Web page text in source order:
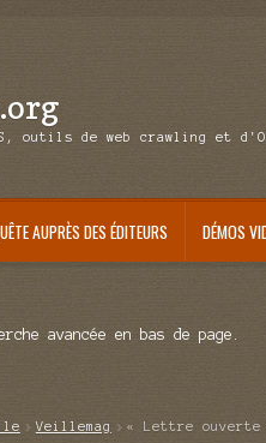
outils de web crawling et
AUPRÈS DES ÉDITEURS DÉMOS
avancée en bas de page.
Veillemag « Lettre ouverte